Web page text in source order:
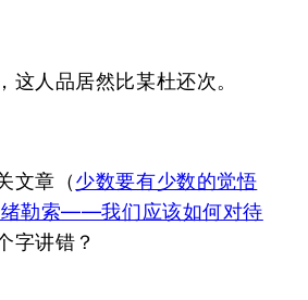
这人品居然比某杜还次。
文章（少数要有少数的觉悟
勒索——我们应该如何对待
字讲错？